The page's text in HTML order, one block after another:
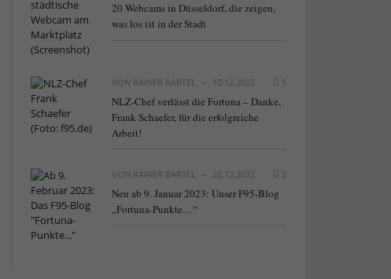
20 Webcams in Düsseldorf, die zeigen,
was los ist in der Stadt
VON RAINER BARTEL 10.12.2022 5
NLZ-Chef verlässt die Fortuna – Danke,
Frank Schaefer, für die erfolgreiche
Arbeit!
VON RAINER BARTEL 22.12.2022 2
Neu ab 9. Januar 2023: Unser F95-Blog
„Fortuna-Punkte…“